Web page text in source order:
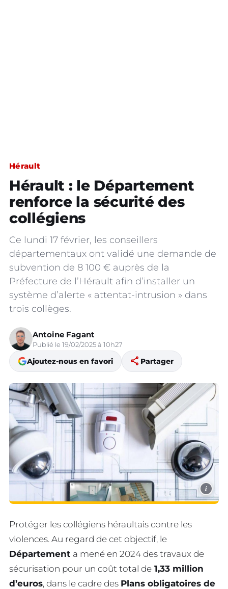
Hérault
Hérault : le Département
renforce la sécurité des
collégiens
Ce lundi 17 février, les conseillers
départementaux ont validé une demande de
subvention de 8 100 € auprès de la
Préfecture de l’Hérault afin d’installer un
système d’alerte « attentat-intrusion » dans
trois collèges.
Antoine Fagant
Publié le 19/02/2025 à 10h27
Ajoutez-nous en favori share Partager
i
Protéger les collégiens héraultais contre les
violences. Au regard de cet objectif, le
Département a mené en 2024 des travaux de
sécurisation pour un coût total de 1,33 million
d’euros, dans le cadre des Plans obligatoires de